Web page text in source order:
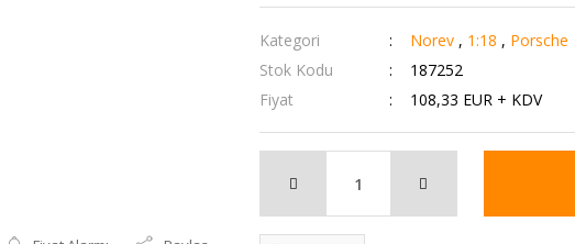
Kategori Norev , 1:18 , Porsche
Stok Kodu
187252
Fiyat
108,33 EUR + KDV